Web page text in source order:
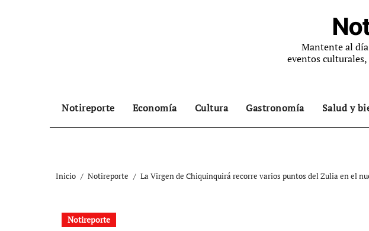
Mantente al
eventos
Notireporte Economía Cultura Gastronomía Salud y
Inicio Notireporte La Virgen de Chiquinquirá recorre varios puntos del Zulia en el
Notireporte